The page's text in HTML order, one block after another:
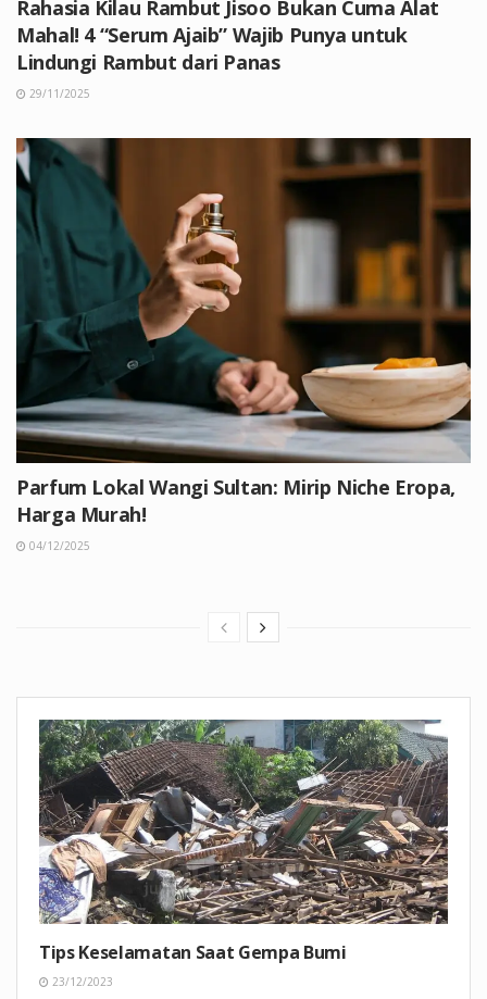
Rahasia Kilau Rambut Jisoo Bukan Cuma Alat
Mahal! 4 “Serum Ajaib” Wajib Punya untuk
Lindungi Rambut dari Panas
29/11/2025
Parfum Lokal Wangi Sultan: Mirip Niche Eropa,
Harga Murah!
04/12/2025
Tips Keselamatan Saat Gempa Bumi
23/12/2023